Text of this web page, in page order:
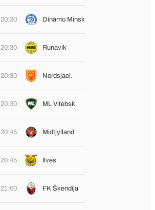
20:30 Dinamo Minsk
20:30 Runavík
20:30 Nordsjael.
20:30 ML Vitebsk
20:45 Midtjylland
20:45 Ilves
21:00 FK Škendija